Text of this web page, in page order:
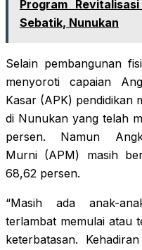
Program
Sebatik, Nunukan
Selain pembangunan
menyoroti capaian
Kasar (APK) pendidikan
di Nunukan yang telah
persen. Namun
Murni (APM) masih
68,62 persen.
“Masih ada anak-
terlambat memulai atau
keterbatasan.